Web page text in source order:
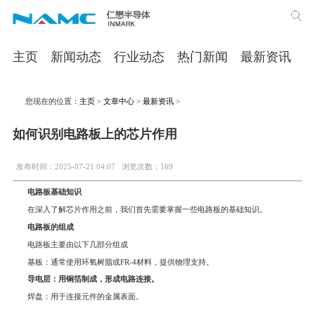
主页 新闻动态 行业动态 热门新闻 最新资讯
您现在的位置：主页 >文章中心 >最新资讯 >
如何识别电路板上的芯片作用
发布时间：2025-07-21 04:07 浏览次数：169
电路板基础知识
在深入了解芯片作用之前，我们首先需要掌握一些电路板的基础知识。
电路板的组成
电路板主要由以下几部分组成
基板：通常使用环氧树脂或FR-4材料，提供物理支持。
导电层：用铜箔制成，形成电路连接。
焊盘：用于连接元件的金属表面。